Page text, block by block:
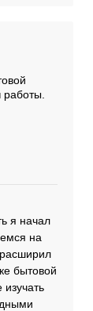
работы.
я начал
на
бытовой
изучать